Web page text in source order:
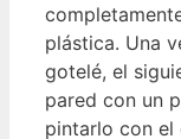
plástica. Una
gotelé, el
pared con un
pintarlo con el